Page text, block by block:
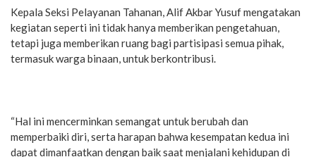
Kepala Seksi Pelayanan Tahanan, Alif Akbar Yusuf mengatakan
kegiatan seperti ini tidak hanya memberikan pengetahuan,
tetapi juga memberikan ruang bagi partisipasi semua pihak,
termasuk warga binaan, untuk berkontribusi.
“Hal ini mencerminkan semangat untuk berubah dan
memperbaiki diri, serta harapan bahwa kesempatan kedua ini
dapat dimanfaatkan dengan baik saat menjalani kehidupan di